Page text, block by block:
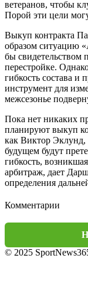
ветеранов, чтобы
Порой эти цели
Выкуп контракта
образом ситуацию
бы свидетельством
перестройке.
гибкость состава
инструмент для
межсезонье
Пока нет никаких
планируют выкуп
как Виктор
будущем будут
гибкость,
арбитраж, дает
определения
Комментарии
© 2025